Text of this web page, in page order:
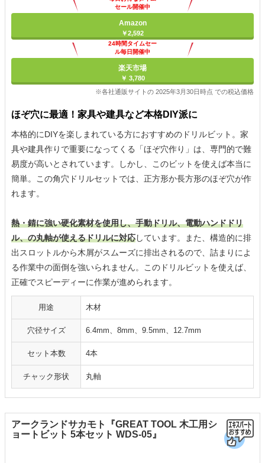
セール開催中
Amazon
￥2,592
24時間タイムセー
ル毎日開催中
楽天市場
￥ 3,780
※各社通販サイトの 2025年3月30日時点 での税込価格
ほぞ穴に最適！家具や建具など本格DIY派に
本格的にDIYを楽しまれている方におすすめのドリルビット。家
具や建具作りで重要になってくる「ほぞ穴作り」は、専門的で難
易度が高いとされています。しかし、このビットを使えば本当に
簡単。この角穴ドリルセットでは、正方形か長方形のほぞ穴が作
れます。
熱・錆に強い硬化素材を使用し、手動ドリル、電動ハンドドリ
ル、の丸軸が使えるドリルに対応しています。また、構造的に排
出スロットルから木屑がスムーズに排出されるので、詰まりによ
る作業中の面倒を強いられません。このドリルビットを使えば、
正確でスピーディーに作業が進められます。
用途 木材
穴径サイズ 6.4mm、8mm、9.5mm、12.7mm
セット本数 4本
チャック形状 丸軸
アークランドサカモト『GREAT TOOL 木工用シ
ョートビット 5本セット WDS-05』